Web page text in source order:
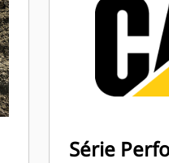
Série